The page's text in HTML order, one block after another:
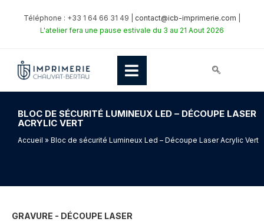
Téléphone : +33 1 64 66 31 49 | contact@icb-imprimerie.com
L'atelier fera une pause estivale du 3 au 21 Aout 2026
BLOC DE SÉCURITÉ LUMINEUX LED – DÉCOUPE LASER
ACRYLIC VERT
Accueil » Bloc de sécurité Lumineux Led – Découpe Laser Acrylic Vert
GRAVURE - DÉCOUPE LASER